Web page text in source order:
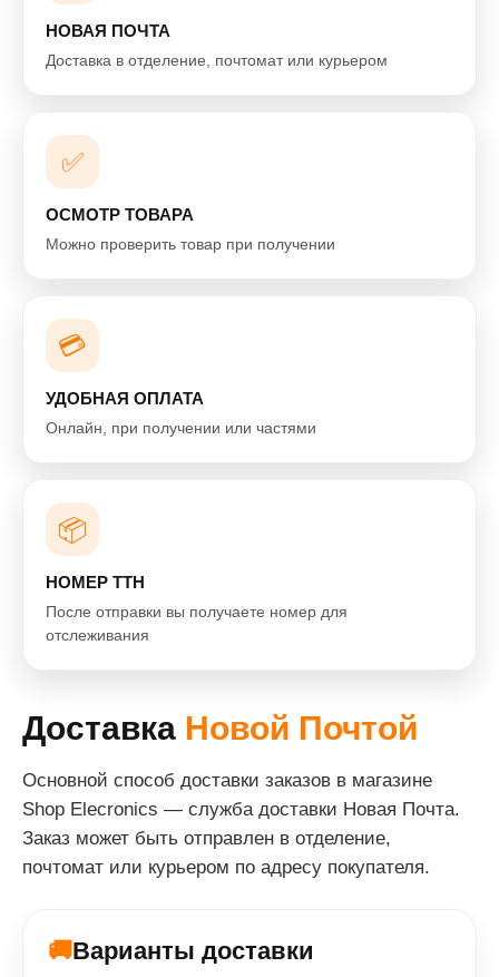
НОВАЯ ПОЧТА
Доставка в отделение, почтомат или курьером
✅
ОСМОТР ТОВАРА
Можно проверить товар при получении
💳
УДОБНАЯ ОПЛАТА
Онлайн, при получении или частями
📦
НОМЕР ТТН
После отправки вы получаете номер для
отслеживания
Доставка Новой Почтой
Основной способ доставки заказов в магазине
Shop Elecronics — служба доставки Новая Почта.
Заказ может быть отправлен в отделение,
почтомат или курьером по адресу покупателя.
🚚Варианты доставки